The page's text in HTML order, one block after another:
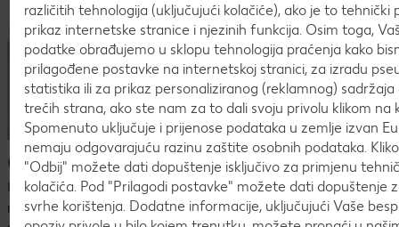
Česta pitanja o postupku prijave
U procesu prijave mogu se pojaviti mnoga pitanja. U
nastavku ćeš naći pregled najčešćih pitanja i odgovora.Ako
različitih tehnologija (uključujući kolačiće), ako je to tehnički
prikaz internetske stranice i njezinih funkcija. Osim toga,
podatke obrađujemo u sklopu tehnologija praćenja kako
prilagođene postavke na internetskoj stranici, za izradu
statistika ili za prikaz personaliziranog (reklamnog) sadržaja
trećih strana, ako ste nam za to dali svoju privolu klikom na
Spomenuto uključuje i prijenose podataka u zemlje izvan
nemaju odgovarajuću razinu zaštite osobnih podataka.
"Odbij" možete dati dopuštenje isključivo za primjenu
kolačića. Pod "Prilagodi postavke" možete dati dopuštenje
svrhe korištenja. Dodatne informacije, uključujući Vaše